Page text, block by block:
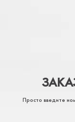
Просто введите